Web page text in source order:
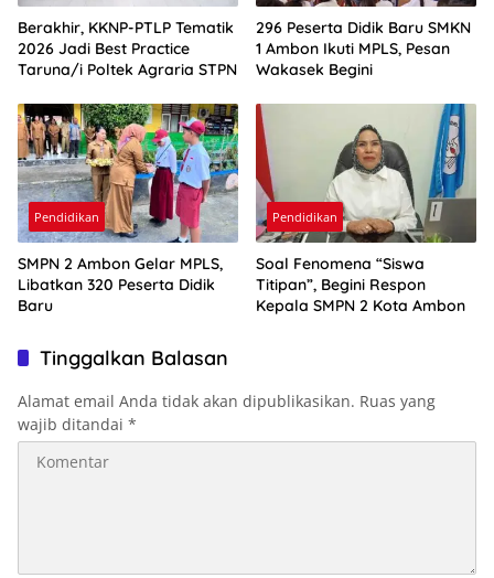
Berakhir, KKNP-PTLP Tematik
2026 Jadi Best Practice
Taruna/i Poltek Agraria STPN
296 Peserta Didik Baru SMKN
1 Ambon Ikuti MPLS, Pesan
Wakasek Begini
Pendidikan
SMPN 2 Ambon Gelar MPLS,
Libatkan 320 Peserta Didik
Baru
Pendidikan
Soal Fenomena “Siswa
Titipan”, Begini Respon
Kepala SMPN 2 Kota Ambon
Tinggalkan Balasan
Alamat email Anda tidak akan dipublikasikan. Ruas yang
wajib ditandai *